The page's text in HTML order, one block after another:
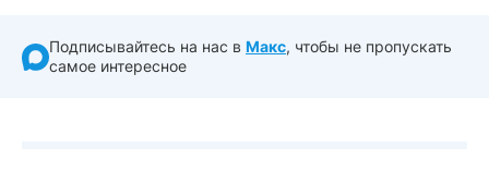
Подписывайтесь на нас в Макс, чтобы не пропускать
самое интересное